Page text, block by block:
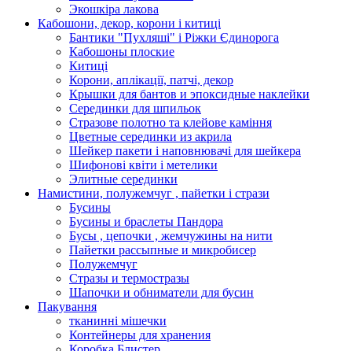
Экошкiра лакова
Кабошони, декор, корони і китиці
Бантики "Пухляші" і Ріжки Єдинорога
Кабошоны плоские
Китиці
Корони, аплікації, патчі, декор
Крышки для бантов и эпоксидные наклейки
Серединки для шпильок
Стразове полотно та клейове каміння
Цветные серединки из акрила
Шейкер пакети і наповнювачі для шейкера
Шифонові квіти і метелики
Элитные серединки
Намистини, полужемчуг , пайетки і стрази
Бусины
Бусины и браслеты Пандора
Бусы , цепочки , жемчужины на нити
Пайетки рассыпные и микробисер
Полужемчуг
Стразы и термостразы
Шапочки и обниматели для бусин
Пакування
тканинні мішечки
Контейнеры для хранения